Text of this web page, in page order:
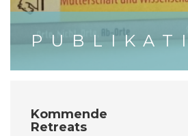
Kommende
Retreats